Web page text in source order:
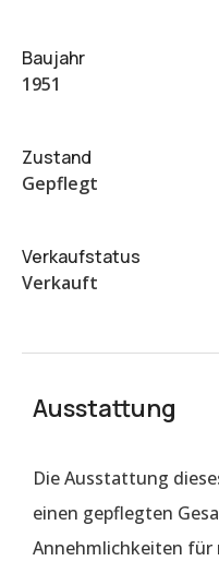
Baujahr
1951
Zustand
Gepflegt
Verkaufstatus
Verkauft
Ausstattung
Die Ausstattung
einen gepflegten
Annehmlichkeiten für